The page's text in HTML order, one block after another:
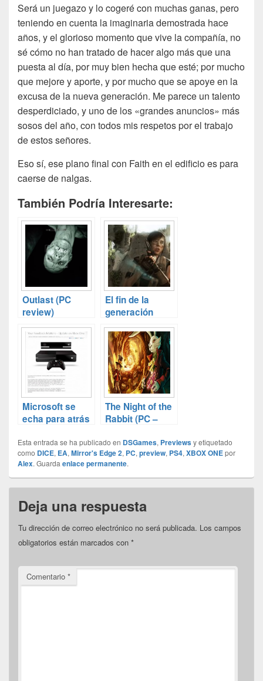
Será un juegazo y lo cogeré con muchas ganas, pero
teniendo en cuenta la imaginaria demostrada hace
años, y el glorioso momento que vive la compañía, no
sé cómo no han tratado de hacer algo más que una
puesta al día, por muy bien hecha que esté; por mucho
que mejore y aporte, y por mucho que se apoye en la
excusa de la nueva generación. Me parece un talento
desperdiciado, y uno de los «grandes anuncios» más
sosos del año, con todos mis respetos por el trabajo
de estos señores.
Eso sí, ese plano final con Faith en el edificio es para
caerse de nalgas.
También Podría Interesarte:
Outlast (PC
review)
El fin de la
generación
Microsoft se
echa para atrás
Xbox One
The Night of the
Rabbit (PC –
Esta entrada se ha publicado en DSGames, Previewsy etiquetado
como DICE, EA, Mirror's Edge 2, PC, preview, PS4, XBOX ONEpor
Alex. Guarda enlace permanente.
Deja una respuesta
Tu dirección de correo electrónico no será publicada. Los campos
obligatorios están marcados con *
Comentario *